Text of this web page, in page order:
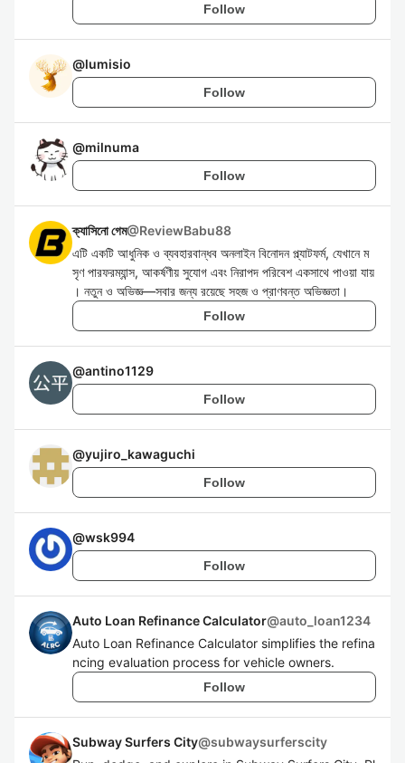
Follow
@lumisio
Follow
@milnuma
Follow
ক্যাসিনো গেম@ReviewBabu88
এটি একটি আধুনিক ও ব্যবহারবান্ধব অনলাইন বিনোদন প্ল্যাটফর্ম, যেখানে ম
সৃণ পারফরম্যান্স, আকর্ষণীয় সুযোগ এবং নিরাপদ পরিবেশ একসাথে পাওয়া যায়
। নতুন ও অভিজ্ঞ—সবার জন্য রয়েছে সহজ ও প্রাণবন্ত অভিজ্ঞতা।
Follow
@antino1129
Follow
@yujiro_kawaguchi
Follow
@wsk994
Follow
Auto Loan Refinance Calculator@auto_loan1234
Auto Loan Refinance Calculator simplifies the refina
ncing evaluation process for vehicle owners.
Follow
Subway Surfers City@subwaysurferscity